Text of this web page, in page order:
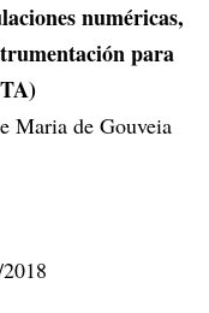
numéricas,
para
Maria de Gouveia